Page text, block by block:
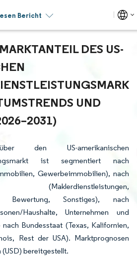
Bericht
DES US-A
I
UND P
den US-amerikanischen
ist segmentiert nach
Gewerbeimmobilien), nach
Bewertung, Sonstiges), nach
Haushalte, Unternehmen und
Bundesstaat (Texas, Kalifornien,
Rest der USA). Marktprognosen
bereitgestellt.